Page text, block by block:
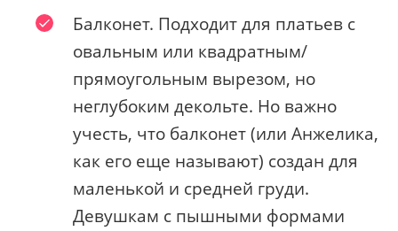
Балконет. Подходит для платьев с
овальным или квадратным/
прямоугольным вырезом, но
неглубоким декольте. Но важно
учесть, что балконет (или Анжелика,
как его еще называют) создан для
маленькой и средней груди.
Девушкам с пышными формами